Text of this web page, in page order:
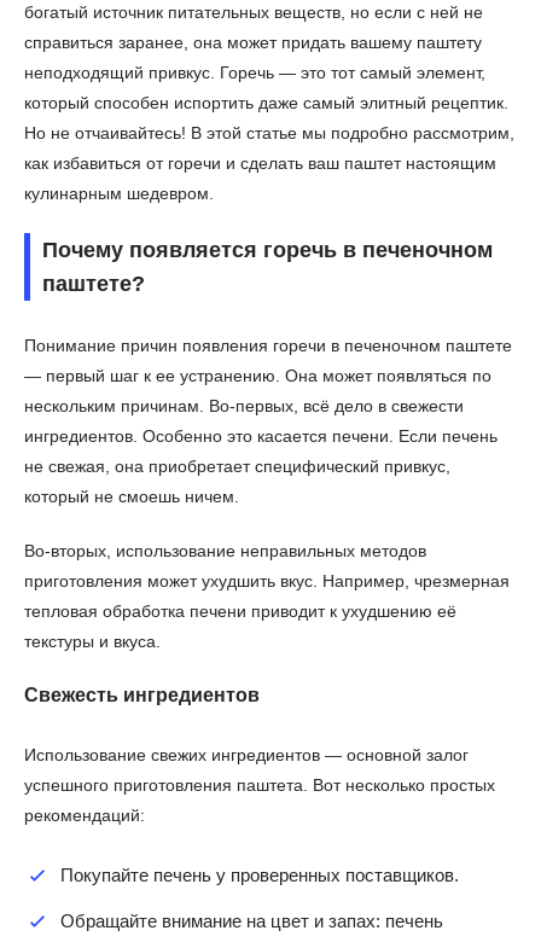
богатый источник питательных веществ, но если с ней не
справиться заранее, она может придать вашему паштету
неподходящий привкус. Горечь — это тот самый элемент,
который способен испортить даже самый элитный рецептик.
Но не отчаивайтесь! В этой статье мы подробно рассмотрим,
как избавиться от горечи и сделать ваш паштет настоящим
кулинарным шедевром.
Почему появляется горечь в печеночном
паштете?
Понимание причин появления горечи в печеночном паштете
— первый шаг к ее устранению. Она может появляться по
нескольким причинам. Во-первых, всё дело в свежести
ингредиентов. Особенно это касается печени. Если печень
не свежая, она приобретает специфический привкус,
который не смоешь ничем.
Во-вторых, использование неправильных методов
приготовления может ухудшить вкус. Например, чрезмерная
тепловая обработка печени приводит к ухудшению её
текстуры и вкуса.
Свежесть ингредиентов
Использование свежих ингредиентов — основной залог
успешного приготовления паштета. Вот несколько простых
рекомендаций:
Покупайте печень у проверенных поставщиков.
Обращайте внимание на цвет и запах: печень